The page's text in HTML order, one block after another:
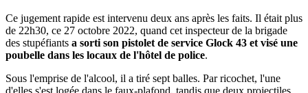
Ce jugement rapide est intervenu deux ans après les faits. Il était plus
de 22h30, ce 27 octobre 2022, quand cet inspecteur de la brigade
des stupéfiants a sorti son pistolet de service Glock 43 et visé une
poubelle dans les locaux de l'hôtel de police.
Sous l'emprise de l'alcool, il a tiré sept balles. Par ricochet, l'une